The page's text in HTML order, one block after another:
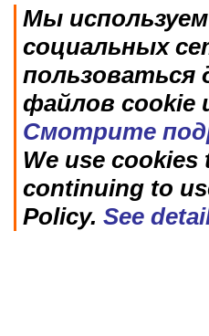
Мы
социальных
пользоваться
файлов cookie
Смотрите
We use
continuing to
Policy. See